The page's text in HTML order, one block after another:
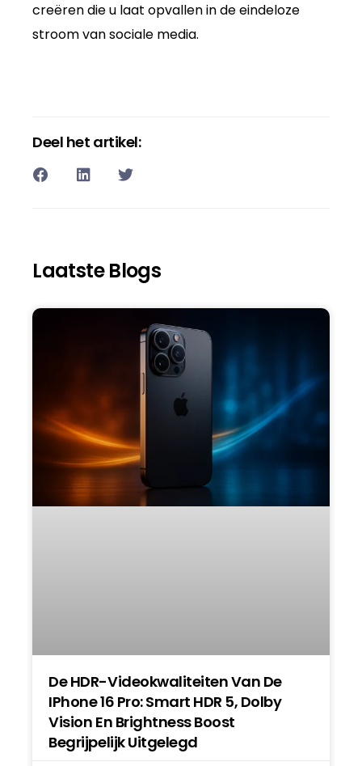
creëren die u laat opvallen in de eindeloze
stroom van sociale media.
Deel het artikel:
Laatste Blogs
De HDR-Videokwaliteiten Van De
IPhone 16 Pro: Smart HDR 5, Dolby
Vision En Brightness Boost
Begrijpelijk Uitgelegd